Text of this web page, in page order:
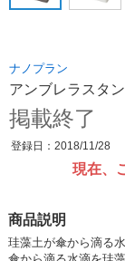
ナノプラン
アンブレラスタ
掲載終了
登録日：2018/11/28
現在、
商品説明
珪藻土が傘から滴る